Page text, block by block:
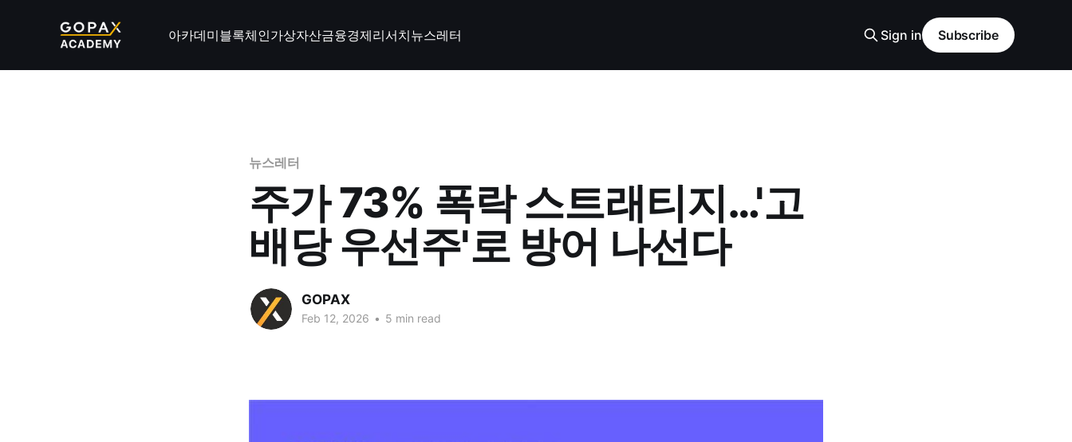
아카데미블록체인가상자산금융경제리서치뉴스레터 Sign in Subscribe
뉴스레터
주가 73% 폭락 스트래티지…'고
배당 우선주'로 방어 나선다
GOPAX
Feb 12, 2026 • 5 min read